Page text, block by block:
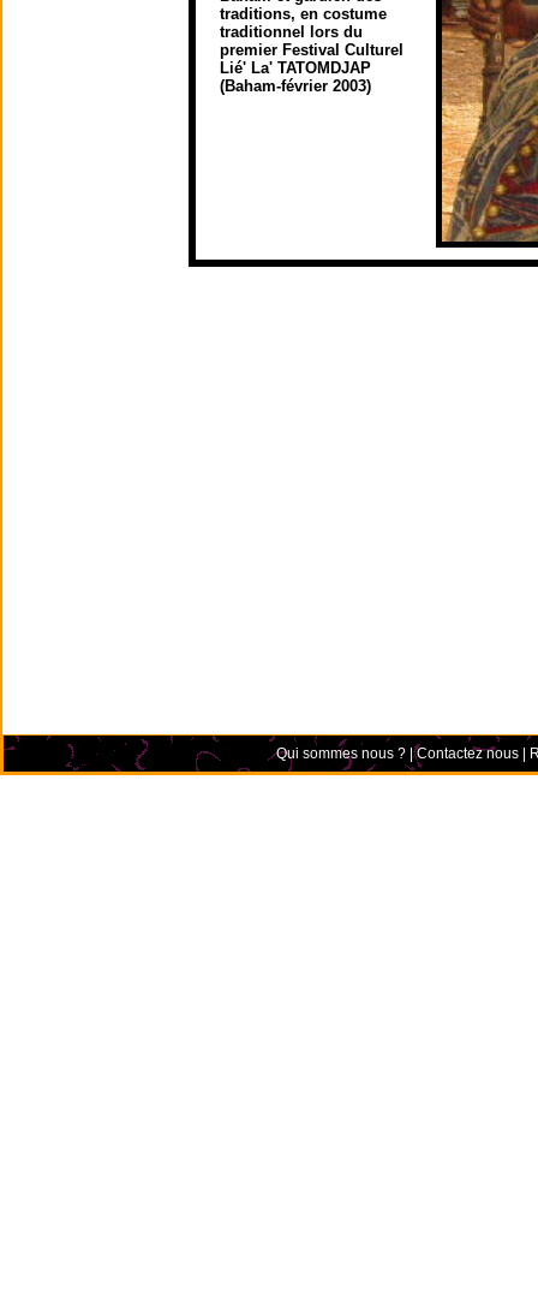
traditions, en costume
traditionnel lors du
premier Festival Culturel
Lié' La' TATOMDJAP
(Baham-février 2003)
Qui sommes nous ?|Contactez nous|